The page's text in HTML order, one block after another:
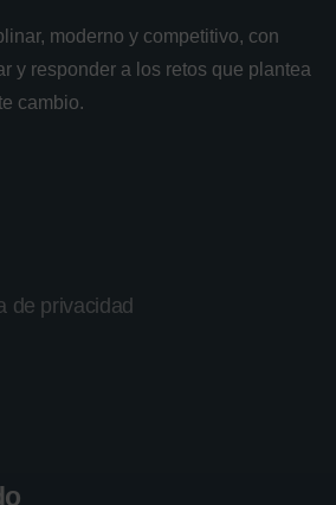
moderno y competitivo, con
y responder a los retos que plantea
cambio.
de privacidad